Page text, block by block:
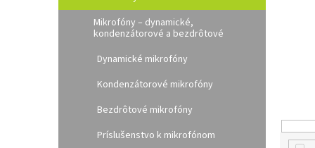
Mikrofóny – dynamické,
kondenzátorové a bezdrôtové
Dynamické mikrofóny
Kondenzátorové mikrofóny
Bezdrôtové mikrofóny
Príslušenstvo k mikrofónom
d